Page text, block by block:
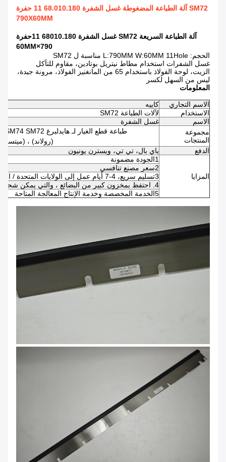
SM72 آلة الطباعة المضغوطة غسل الشفرة 68.010.180 11 حفرة
790X60MM
آلة الطباعة السريعة SM72 غسل الشفرة 68010.180 11حفرة
790×60MM
الحجم: L:790MM W:60MM 11Hole مناسبة ل SM72
غسل الشفرات استخدام مطاط نيتريل بوتادين، مقاوم للتآكل
الزيت، لوحة الفولاذ باستخدام 65 من المانغنيز الفولاذ، مرونة جيدة،
ليس من السهل لكسر
المعلومات
الاسم التجاري
كاييه
الاستخدام
لآلات الطباعة SM72
الاسم
غسل الشفرة
مجموعة
المنتجات
طباعة قطع الغيار لـ هايدلبرغ CD102 SM102 XL105 CD74 XL75 MO SM74 SM72
(رولاند) ،
الدفع
باي بال، تي تي، ويسترن يونيون
المزايا
1الجودة مضمونة
2سعر مصنع تنافسي
3تسليم سريع، 4-7 أيام عمل إلى الولايات المتحدة / المملكة المتحدة / الاتحاد الأوروبي
4. احتفظ بمخزون كبير من البضائع ، والتي يمكن شحنها في 24-48 ساعة بعد تأكيد الدفع
5الخدمة المخصصة وخدمة الإنتاج المعالجة المتاحة